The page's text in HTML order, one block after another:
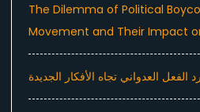
The Dilemma of Political
Movement and Their Impact
الفعل العدواني تجاه الأفكار الجديدة